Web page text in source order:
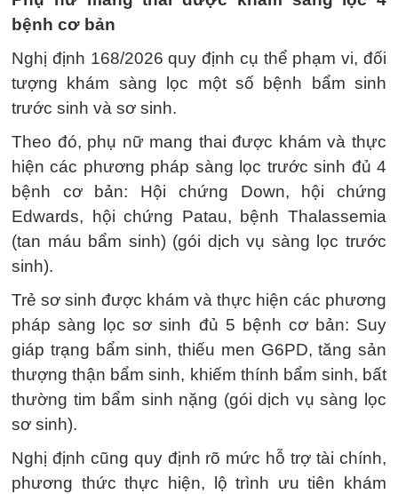
bệnh cơ bản
Nghị định 168/2026 quy định cụ thể phạm vi, đối
tượng khám sàng lọc một số bệnh bẩm sinh
trước sinh và sơ sinh.
Theo đó, phụ nữ mang thai được khám và thực
hiện các phương pháp sàng lọc trước sinh đủ 4
bệnh cơ bản: Hội chứng Down, hội chứng
Edwards, hội chứng Patau, bệnh Thalassemia
(tan máu bẩm sinh) (gói dịch vụ sàng lọc trước
sinh).
Trẻ sơ sinh được khám và thực hiện các phương
pháp sàng lọc sơ sinh đủ 5 bệnh cơ bản: Suy
giáp trạng bẩm sinh, thiếu men G6PD, tăng sản
thượng thận bẩm sinh, khiếm thính bẩm sinh, bất
thường tim bẩm sinh nặng (gói dịch vụ sàng lọc
sơ sinh).
Nghị định cũng quy định rõ mức hỗ trợ tài chính,
phương thức thực hiện, lộ trình ưu tiên khám